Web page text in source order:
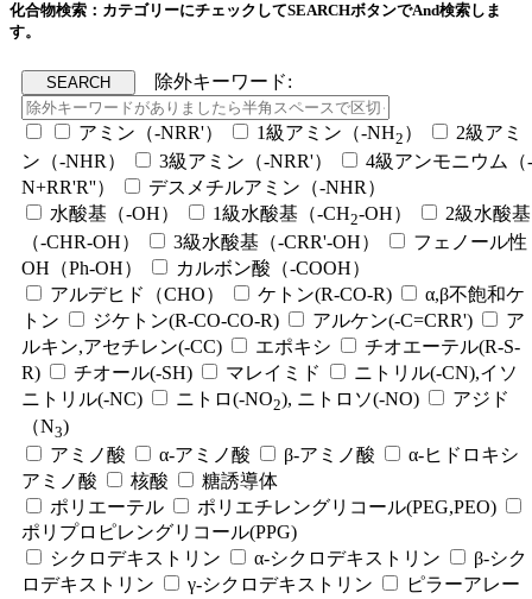
化合物検索：カテゴリーにチェックしてSEARCHボタンでAnd検索しま
す。
除外キーワード:
アミン（-NRR'） 1級アミン（-NH2 ）
2級アミ
ン（-NHR）
3級アミン（-NRR'）
4級アンモニウム（-
N+RR'R''）
デスメチルアミン（-NHR）
水酸基（-OH）
1級水酸基（-CH2-OH）
2級水酸基
（-CHR-OH）
3級水酸基（-CRR'-OH）
フェノール性
OH（Ph-OH）
カルボン酸（-COOH）
アルデヒド（CHO）
ケトン(R-CO-R)
α,β不飽和ケ
トン
ジケトン(R-CO-CO-R) アルケン(-C=CRR')
ア
ルキン,アセチレン(-CC)
エポキシ
チオエーテル(R-S-
R)
チオール(-SH) マレイミド
ニトリル(-CN),イソ
ニトリル(-NC)
ニトロ(-NO2), ニトロソ(-NO)
アジド
（N3)
アミノ酸
α-アミノ酸 β-アミノ酸
α-ヒドロキシ
アミノ酸
核酸
糖誘導体
ポリエーテル
ポリエチレングリコール(PEG,PEO)
ポリプロピレングリコール(PPG)
シクロデキストリン
α-シクロデキストリン
β-シク
ロデキストリン
γ-シクロデキストリン ピラーアレー